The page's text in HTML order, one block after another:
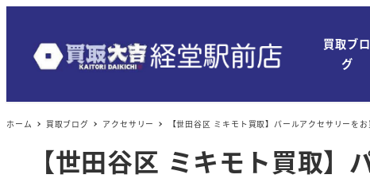
買取ブロ
グ
ホーム 買取ブログ アクセサリー 【世田谷区 ミキモト買取】パールアクセサリーを
【世田谷区 ミキモト買取